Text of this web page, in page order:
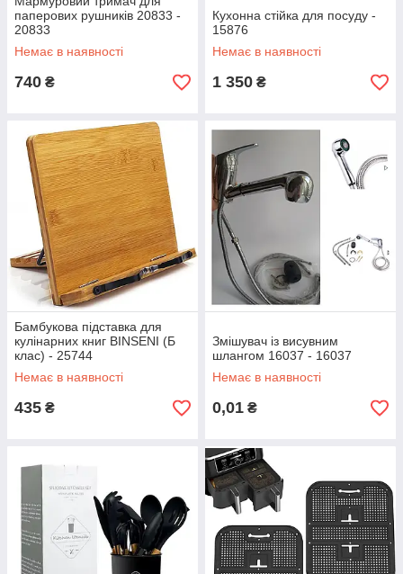
паперових рушників 20833 -
20833
Немає в наявності
740 ₴
Кухонна стійка для посуду -
15876
Немає в наявності
1 350 ₴
Бамбукова підставка для
кулінарних книг BINSENI (Б
клас) - 25744
Немає в наявності
435 ₴
Змішувач із висувним
шлангом 16037 - 16037
Немає в наявності
0,01 ₴